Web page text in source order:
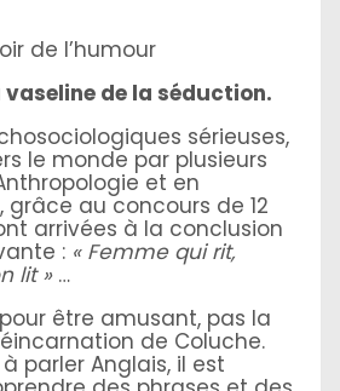
de l’humour
vaseline de la séduction.
sérieuses,
le monde par plusieurs
et en
grâce au concours de 12
arrivées à la conclusion
: « Femme qui rit,
lit »…
être amusant, pas la
de Coluche.
parler Anglais, il est